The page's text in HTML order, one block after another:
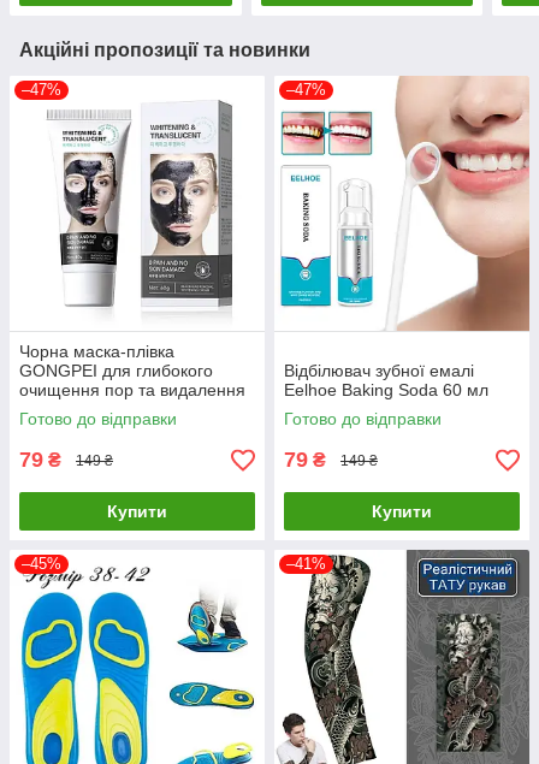
Акційні пропозиції та новинки
–47%
Чорна маска-плівка
GONGPEI для глибокого
очищення пор та видалення
чорних цяток, 60 г
Готово до відправки
79 ₴ 149 ₴
Купити
–47%
Відбілювач зубної емалі
Eelhoe Baking Soda 60 мл
Готово до відправки
79 ₴ 149 ₴
Купити
–45% –41%